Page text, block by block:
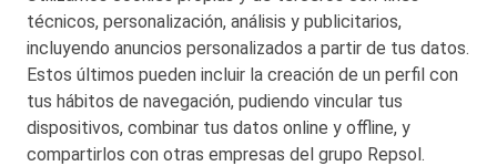
CONTACTO
técnicos, personalización, análisis y publicitarios,
incluyendo anuncios personalizados a partir de tus datos.
Estos últimos pueden incluir la creación de un perfil con
tus hábitos de navegación, pudiendo vincular tus
dispositivos, combinar tus datos online y offline, y
compartirlos con otras empresas del grupo Repsol.